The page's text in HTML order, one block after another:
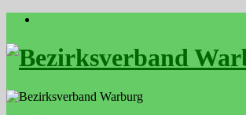
Skip
content